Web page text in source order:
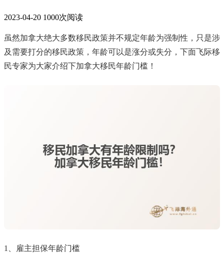
2023-04-20 1000次阅读
虽然加拿大绝大多数移民政策并不规定年龄为强制性，只是涉
及需要打分的移民政策，年龄可以是涨分或失分，下面飞际移
民专家为大家介绍下加拿大移民年龄门槛！
1、雇主担保年龄门槛